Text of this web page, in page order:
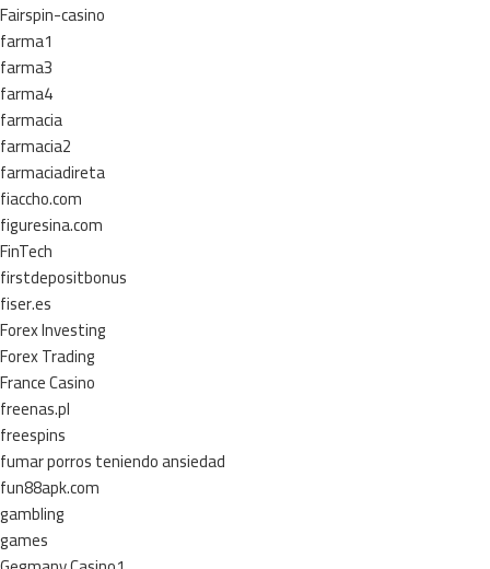
Fairspin-casino
farma1
farma3
farma4
farmacia
farmacia2
farmaciadireta
fiaccho.com
figuresina.com
FinTech
firstdepositbonus
fiser.es
Forex Investing
Forex Trading
France Casino
freenas.pl
freespins
fumar porros teniendo ansiedad
fun88apk.com
gambling
games